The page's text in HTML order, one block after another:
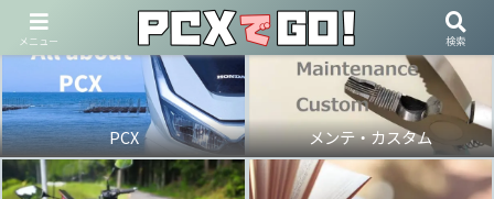
PCX メンテ・カスタム
メニュー 検索